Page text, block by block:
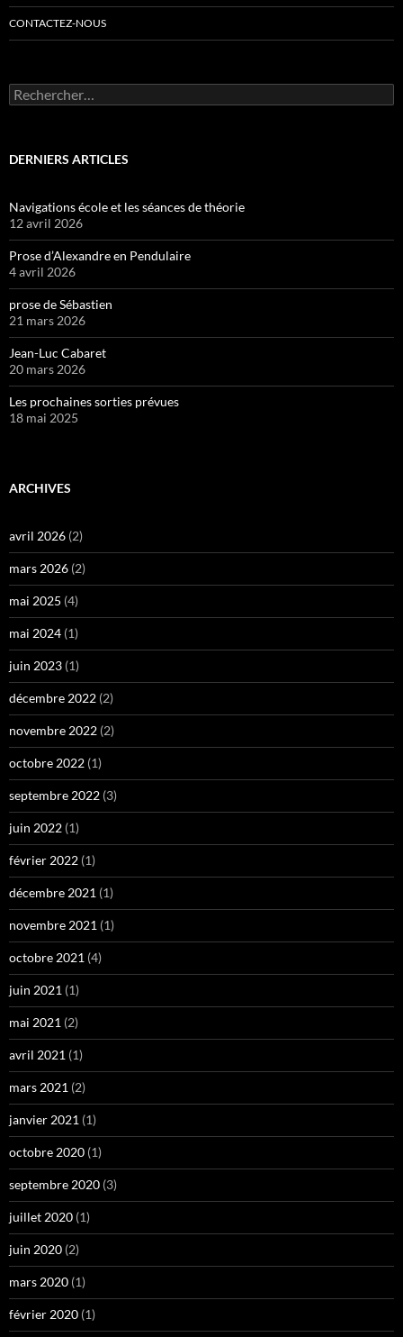
CONTACTEZ-NOUS
Rechercher :
DERNIERS ARTICLES
Navigations école et les séances de théorie
12 avril 2026
Prose d’Alexandre en Pendulaire
4 avril 2026
prose de Sébastien
21 mars 2026
Jean-Luc Cabaret
20 mars 2026
Les prochaines sorties prévues
18 mai 2025
ARCHIVES
avril 2026 (2)
mars 2026 (2)
mai 2025 (4)
mai 2024 (1)
juin 2023 (1)
décembre 2022 (2)
novembre 2022 (2)
octobre 2022 (1)
septembre 2022 (3)
juin 2022 (1)
février 2022 (1)
décembre 2021 (1)
novembre 2021 (1)
octobre 2021 (4)
juin 2021 (1)
mai 2021 (2)
avril 2021 (1)
mars 2021 (2)
janvier 2021 (1)
octobre 2020 (1)
septembre 2020 (3)
juillet 2020 (1)
juin 2020 (2)
mars 2020 (1)
février 2020 (1)